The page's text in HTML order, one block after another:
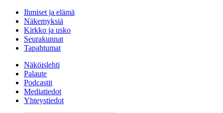
Ihmiset ja elämä
Näkemyksiä
Kirkko ja usko
Seurakunnat
Tapahtumat
Näköislehti
Palaute
Podcastit
Mediatiedot
Yhteystiedot